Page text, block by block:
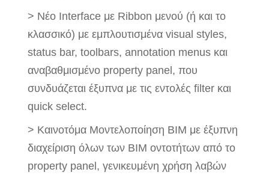
> Νέο Interface με Ribbon μενού (ή και το
κλασσικό) με εμπλουτισμένα visual styles,
status bar, toolbars, annotation menus και
αναβαθμισμένο property panel, που
συνδυάζεται έξυπνα με τις εντολές filter και
quick select.
> Καινοτόμα Μοντελοποίηση BIM με έξυπνη
διαχείριση όλων των BIM οντοτήτων από το
property panel, γενικευμένη χρήση λαβών